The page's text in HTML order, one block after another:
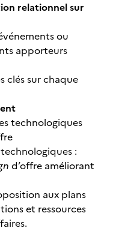
relationnel sur
ou
apporteurs
clés sur chaque
technologiques
:
d’offre améliorant
aux plans
et ressources